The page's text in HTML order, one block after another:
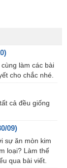
làm các bài
cho chắc nhé.
cả đều giống
09)
sự ăn mòn kim
loại? Làm thế
qua bài viết.